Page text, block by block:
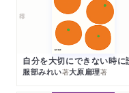
服部みれい著大原扁理著